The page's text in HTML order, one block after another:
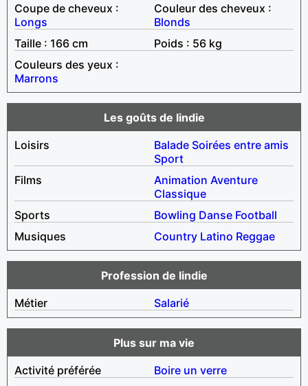
Coupe de cheveux :
Longs
Couleur des cheveux :
Blonds
Taille : 166 cm
Poids : 56 kg
Couleurs des yeux :
Marrons
Les goûts de lindie
Loisirs
Balade Soirées entre amis
Sport
Films
Animation Aventure
Classique
Sports
Bowling Danse Football
Musiques
Country Latino Reggae
Profession de lindie
Métier
Salarié
Plus sur ma vie
Activité préférée
Boire un verre